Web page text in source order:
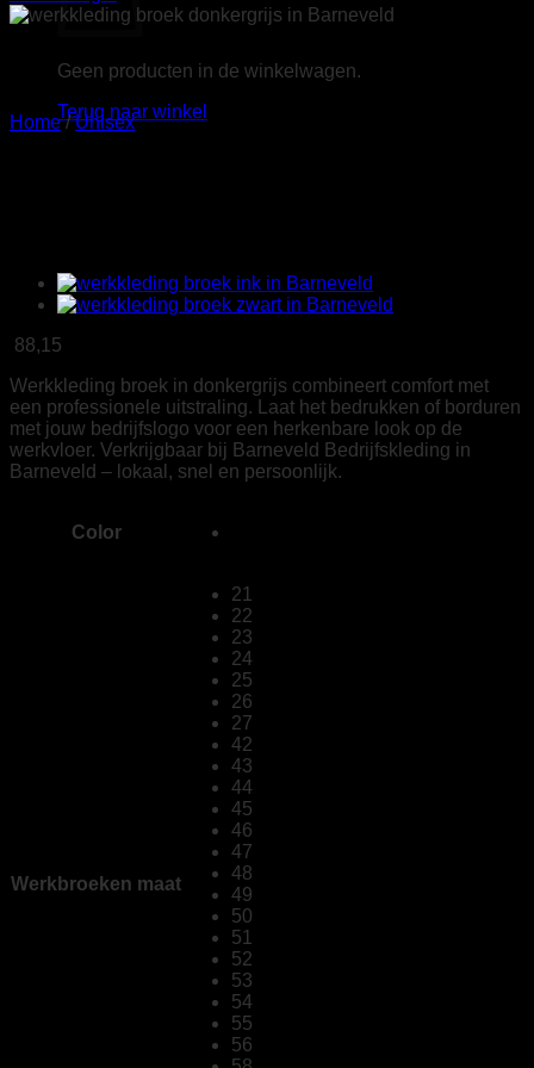
Geen producten in de winkelwagen.
Terug naar winkel
Home / Unisex
88,15
Werkkleding broek in donkergrijs combineert comfort met
een professionele uitstraling. Laat het bedrukken of borduren
met jouw bedrijfslogo voor een herkenbare look op de
werkvloer. Verkrijgbaar bij Barneveld Bedrijfskleding in
Barneveld – lokaal, snel en persoonlijk.
Color
Werkbroeken maat
21
22
23
24
25
26
27
42
43
44
45
46
47
48
49
50
51
52
53
54
55
56